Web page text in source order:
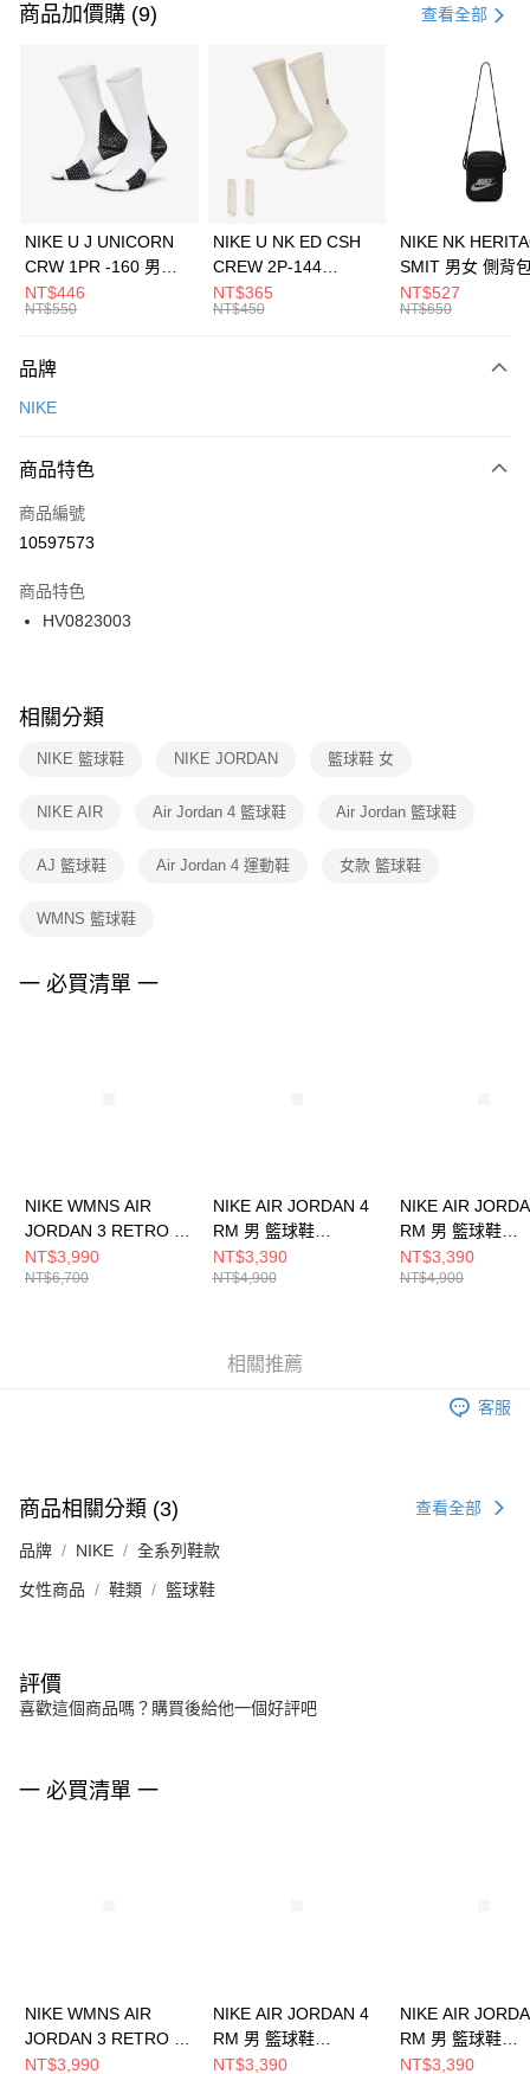
信用卡一次付款
3 期 0 利率 每期 21家銀行
合作金庫商業銀行
第一商業銀行
華南商業銀行
彰化商業銀行
上海商業儲蓄銀行
元大商業銀行
台灣樂天信用卡公司
Apple Pay
全盈+PAY
AFTEE先享後付
【關於「AFTEE先享後付」】
便利好安心！
３．安心：先確認商品／服務後，再付款。
【「AFTEE先享後付」結帳流程】
１．於結帳方式選擇「AFTEE先享後付」後，將跳轉至「AFTEE先享後付」
２．訂單成立數日內，您將收到繳費通知簡訊。
３．收到繳費通知簡訊後14天內，點擊此簡訊中的連結，可透過四大超商／
ATM／網路銀行／等多元方式進行付款，方視為交易完成。
※ 交易是否成功請以「AFTEE先享後付 」之結帳頁面顯示為準，若有關於
是否繳費成功／繳費後需取消欲退款等相關疑問，請聯繫「AFTEE先享後付
客戶支援中心」
https://netprotections.freshdesk.com/support/home
１．透過由恩沛科技股份有限公司提供之「AFTEE先享後付」服務完成之交
權轉讓予恩沛科技股份有限公司。
３．未成年的使用者請事先徵得法定代理人或監護人之同意方可使用
４．使用「AFTEE先享後付」時，將依據個別帳號之用戶狀況，依本公司即
運送方式
每筆NT$100，滿NT$1,500(含以上)免運費
宅配
每筆NT$100，滿NT$1,500(含以上)免運費
付款後門市自取
每筆NT$100，滿NT$1,500(含以上)免運費
商品加價購 (9) 查看全部
NIKE U J UNICORN
CRW 1PR -160 男女
中統襪 FZ3393100
NT$446
NT$550
NIKE U NK ED CSH
CREW 2P-144
EMBRDY 男女 短統襪
FZ3073133
NT$365
NT$450
NIKE NK
SMIT 男女 側背
BA5871010
NT$527
NT$650
品牌
NIKE
商品特色
商品編號
10597573
商品特色
HV0823003
相關分類
NIKE 籃球鞋 NIKE JORDAN 籃球鞋 女
NIKE AIR Air Jordan 4 籃球鞋 Air Jordan 籃球鞋
AJ 籃球鞋 Air Jordan 4 運動鞋 女款 籃球鞋
WMNS 籃球鞋
一 必買清單 一
NIKE WMNS AIR
JORDAN 3 RETRO 女
籃球鞋 CK9246100
NT$3,990
NT$6,700
NIKE AIR JORDAN 4
RM 男 籃球鞋
FQ7939009
NT$3,390
NT$4,900
NIKE AIR
RM 男 籃球鞋
FQ7939104
NT$3,390
NT$4,900
相關推薦
客服
商品相關分類 (3) 查看全部
品牌 NIKE 全系列鞋款
女性商品 鞋類 籃球鞋
評價
喜歡這個商品嗎？購買後給他一個好評吧
一 必買清單 一
NIKE WMNS AIR
JORDAN 3 RETRO 女
籃球鞋 CK9246100
NT$3,990
NIKE AIR JORDAN 4
RM 男 籃球鞋
FQ7939009
NT$3,390
NIKE AIR
RM 男 籃球鞋
FQ7939104
NT$3,390